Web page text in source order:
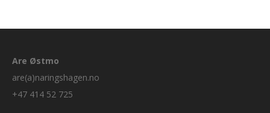
Are Østmo
are(a)naringshagen.no
+47 414 52 725